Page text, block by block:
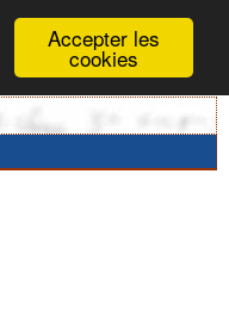
Accepter les
cookies